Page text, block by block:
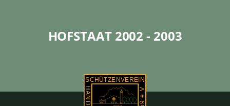
HOFSTAAT 2002 - 2003